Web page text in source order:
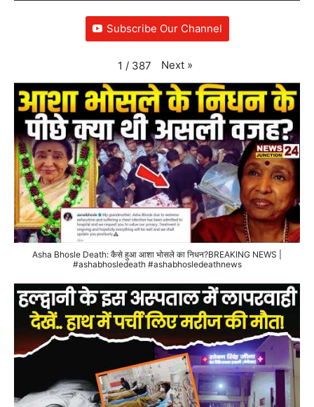
Subscribe Our Channel
1 / 387 Next »
Asha Bhosle Death: कैसे हुआ आशा भोसले का निधन?BREAKING NEWS |
#ashabhosledeath #ashabhosledeathnews